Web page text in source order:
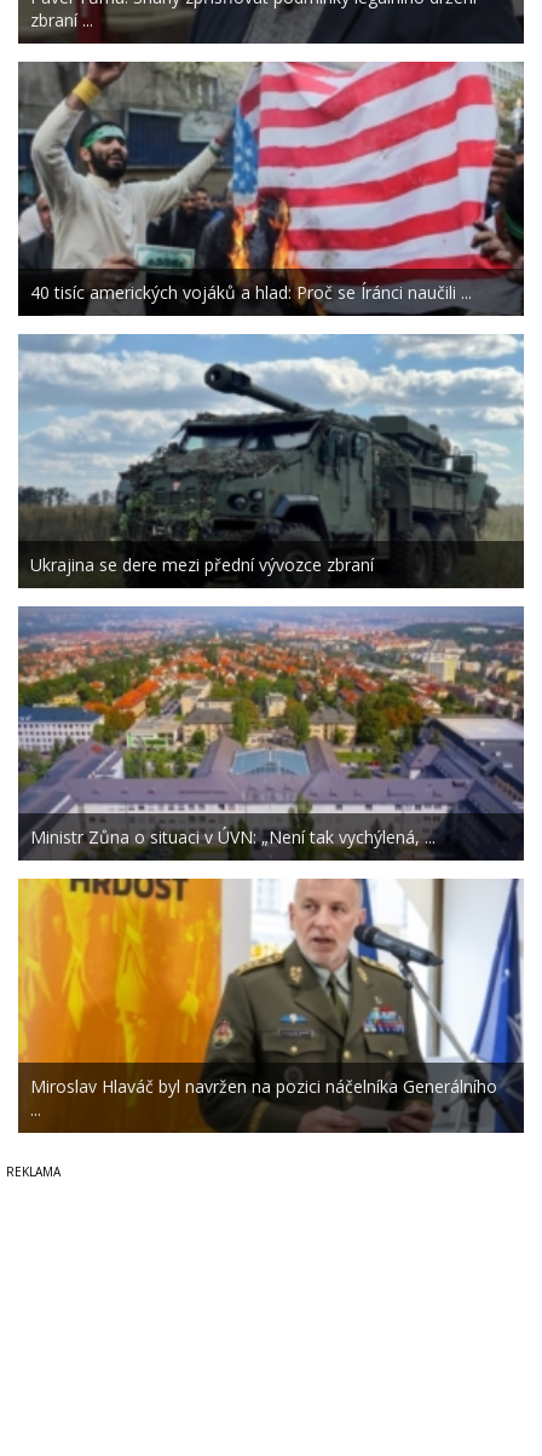
zbraní ...
40 tisíc amerických vojáků a hlad: Proč se Íránci naučili ...
Ukrajina se dere mezi přední vývozce zbraní
Ministr Zůna o situaci v ÚVN: „Není tak vychýlená, ...
Miroslav Hlaváč byl navržen na pozici náčelníka Generálního
...